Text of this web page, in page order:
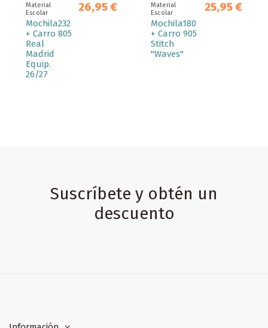
Material
Escolar
Mochila232
+ Carro 805
Real
Madrid
Equip.
26/27
26,95 €
Material
Escolar
Mochila180
+ Carro 905
Stitch
"Waves"
25,95 €
Suscríbete y obtén un
descuento